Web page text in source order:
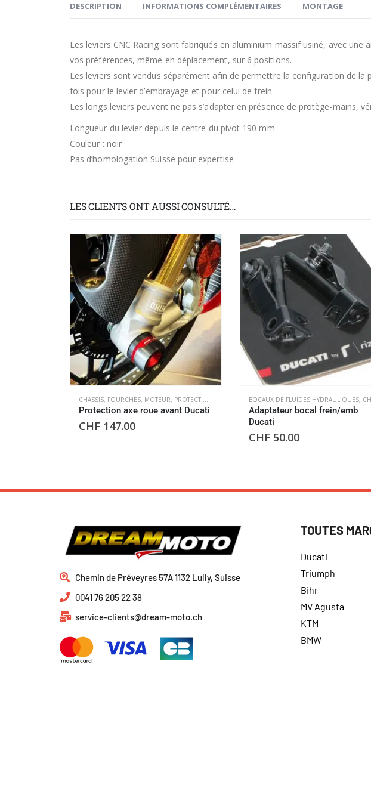
DESCRIPTION INFORMATIONS COMPLÉMENTAIRES MONTAGE
Les leviers CNC Racing sont fabriqués en aluminium massif usiné, avec
vos préférences, même en déplacement, sur 6 positions.
Les leviers sont vendus séparément afin de permettre la configuration de
fois pour le levier d’embrayage et pour celui de frein.
Les longs leviers peuvent ne pas s’adapter en présence de protège-mains,
Longueur du levier depuis le centre du pivot 190 mm
Couleur : noir
Pas d’homologation Suisse pour expertise
LES CLIENTS ONT AUSSI CONSULTÉ…
CHASSIS, FOURCHES, MOTEUR, PROTECTIONS DE CHUTE MOTEUR ,ROUES
Protection axe roue avant Ducati
CHF 147.00
BOCAUX DE FLUIDES HYDRAULIQUES,
Adaptateur bocal frein/emb
Ducati
CHF 50.00
Chemin de Préveyres 57A 1132 Lully, Suisse
0041 76 205 22 38
service-clients@dream-moto.ch
TOUTES
Ducati
Triumph
Bihr
MV Agusta
KTM
BMW